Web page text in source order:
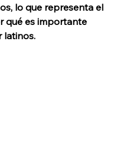
lo que representa el
qué es importante
latinos.